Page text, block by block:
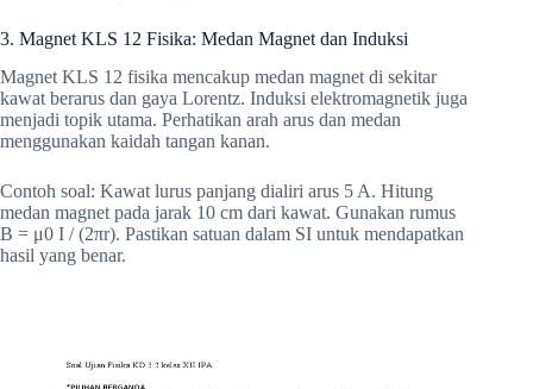
3. Magnet KLS 12 Fisika: Medan Magnet dan Induksi
Magnet KLS 12 fisika mencakup medan magnet di sekitar
kawat berarus dan gaya Lorentz. Induksi elektromagnetik juga
menjadi topik utama. Perhatikan arah arus dan medan
menggunakan kaidah tangan kanan.
Contoh soal: Kawat lurus panjang dialiri arus 5 A. Hitung
medan magnet pada jarak 10 cm dari kawat. Gunakan rumus
B = μ0 I / (2πr). Pastikan satuan dalam SI untuk mendapatkan
hasil yang benar.